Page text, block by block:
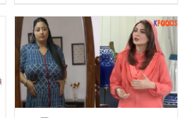
سے پہلے اداکاری کیوں
چھوڑنی پڑی تھی؟